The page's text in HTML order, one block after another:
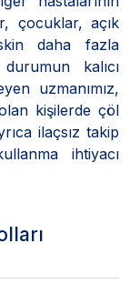
çocuklar, açık
daha fazla
kalıcı
uzmanımız,
kişilerde çöl
ilaçsız takip
ihtiyacı